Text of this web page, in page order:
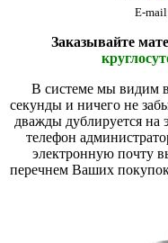
E-
Заказывайте
В системе мы видим
секунды и ничего не
дважды дублируется
телефон
электронную почту
перечнем Ваших